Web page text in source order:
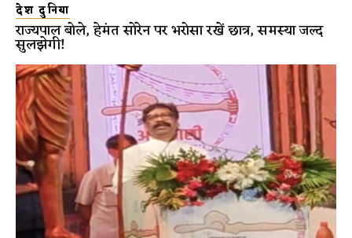
देश दुनिया
राज्यपाल बोले, हेमंत सोरेन पर भरोसा रखें छात्र, समस्या जल्द
सुलझेगी!